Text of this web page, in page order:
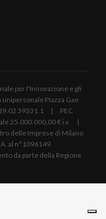
per l'Innovazione e gli
Piazza Gae
39331.1 | PEC
25.000.000,00 € i.v. |
delle Imprese di Milano
al n°1096149.
da parte della Regione